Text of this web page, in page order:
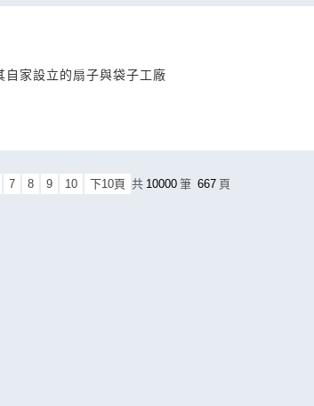
家設立的扇子與袋子工廠
7 8 9 10 下10頁 共 10000 筆 667 頁